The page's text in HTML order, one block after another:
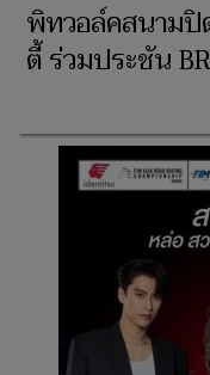
พิทวอล์คสนามปิ
ตี้ ร่วมประชัน